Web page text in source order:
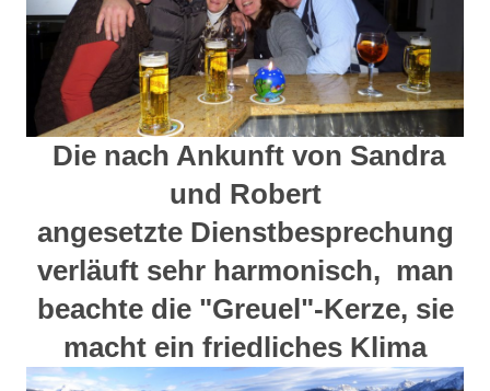
Die nach Ankunft von Sandra
und Robert
angesetzte Dienstbesprechung
verläuft sehr harmonisch, man
beachte die "Greuel"-Kerze, sie
macht ein friedliches Klima